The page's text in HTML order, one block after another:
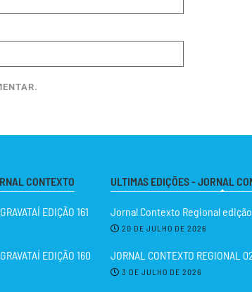
CONTEXTO
EDIÇÃO 161
EDIÇÃO 160
ULTIMAS EDIÇÕES - JORNAL
Jornal Contexto Regional
20 DE JULHO DE 2026
JORNAL CONTEXTO REGIONAL
3 DE JULHO DE 2026